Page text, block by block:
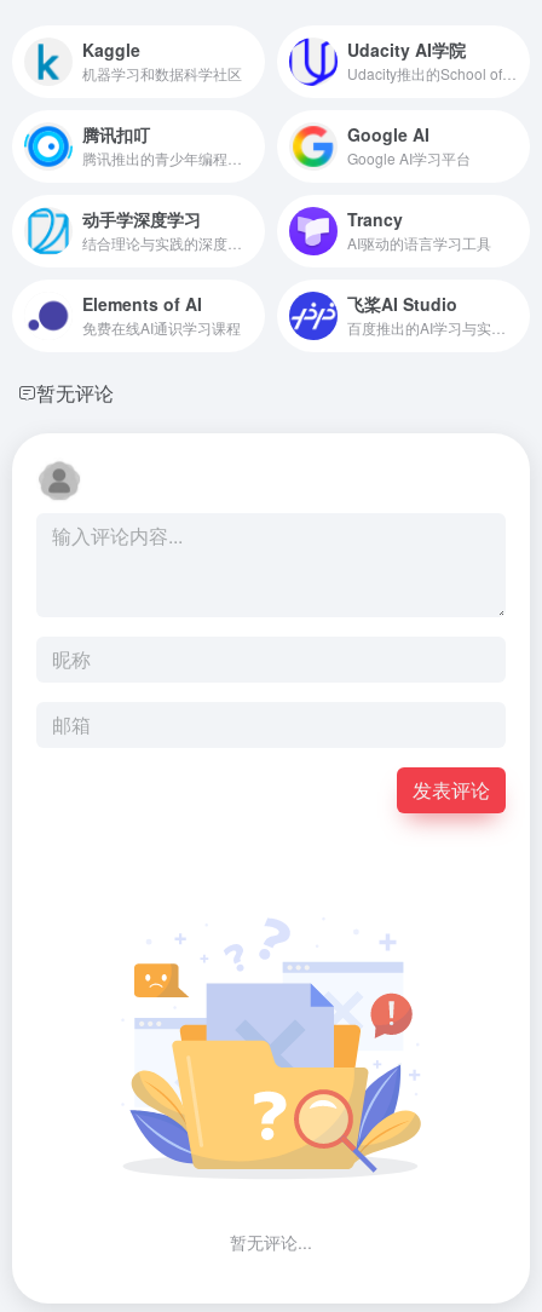
Kaggle
机器学习和数据科学社区
Udacity AI学院
腾讯扣叮 Google AI
Google AI学习平台
动手学深度学习 Trancy
AI驱动的语言学习工具
Elements of AI
免费在线AI通识学习课程
飞桨AI Studio
暂无评论
发表评论
暂无评论...